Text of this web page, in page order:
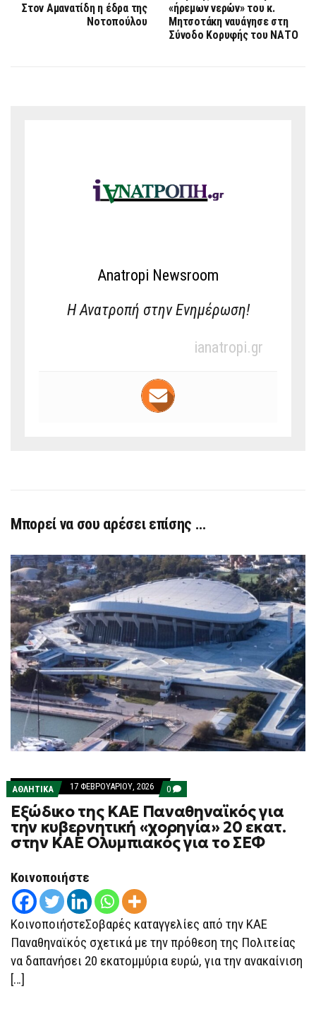
Στον Αμανατίδη η έδρα της
Νοτοπούλου
«ήρεμων νερών» του κ.
Μητσοτάκη ναυάγησε στη
Σύνοδο Κορυφής του ΝΑΤΟ
Anatropi Newsroom
Η Ανατροπή στην Ενημέρωση!
ianatropi.gr
Μπορεί να σου αρέσει επίσης …
ΑΘΛΗΤΙΚΑ 17 ΦΕΒΡΟΥΑΡΊΟΥ, 2026 0 COMMENTS
ON
EΞΏΔΙΚΟ
ΤΗΣ
ΚΑΕ
ΠΑΝΑΘΗΝΑΪΚΌΣ
ΓΙΑ
ΚΑΕ
ΟΛΥΜΠΙΑΚΌΣ
ΓΙΑ
ΤΟ
ΣΕΦ
Eξώδικο της ΚΑΕ Παναθηναϊκός για
την κυβερνητική «χορηγία» 20 εκατ.
στην ΚΑΕ Ολυμπιακός για το ΣΕΦ
Κοινοποιήστε
ΚοινοποιήστεΣοβαρές καταγγελίες από την ΚΑΕ
Παναθηναϊκός σχετικά με την πρόθεση της Πολιτείας
να δαπανήσει 20 εκατομμύρια ευρώ, για την ανακαίνιση
[…]